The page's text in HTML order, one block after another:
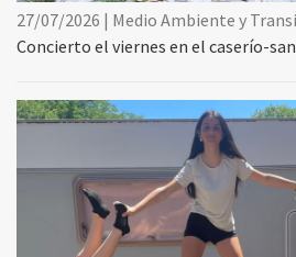
27/07/2026 | Medio Ambiente y
Concierto el viernes en el caserío-